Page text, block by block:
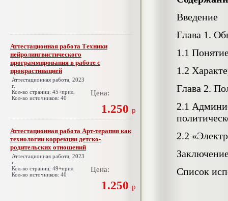
Аттестационная работа Техники
нейролингвистического
программирования в работе с
прокрастинацией
Аттестационная работа, 2023
г.
Кол-во страниц: 45+прил.
Кол-во источников: 40
Цена:
1.250 р
Аттестационная работа Арт-терапия как
технологии коррекции детско-
родительских отношений
Аттестационная работа, 2023
г.
Кол-во страниц: 49+прил.
Кол-во источников: 40
Цена:
1.250 р
Введение
Глава 1.
1.1
1.2
Глава 2.
2.1
2.2
Список